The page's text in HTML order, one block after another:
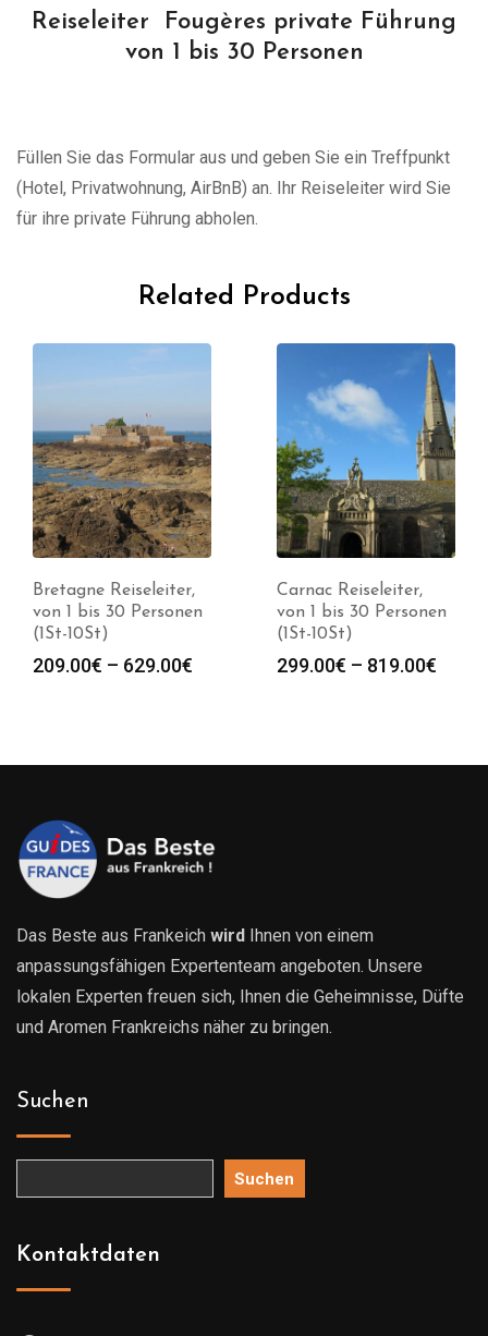
Reiseleiter Fougères private Führung
von 1 bis 30 Personen
Füllen Sie das Formular aus und geben Sie ein Treffpunkt
(Hotel, Privatwohnung, AirBnB) an. Ihr Reiseleiter wird Sie
für ihre private Führung abholen.
Related Products
Bretagne Reiseleiter,
von 1 bis 30 Personen
(1St-10St)
209.00€ – 629.00€ Preisspanne:
Carnac Reiseleiter,
von 1 bis 30 Personen
(1St-10St)
299.00€ – 819.00€
Das Beste aus Frankeich wird
Ihnen von einem
anpassungsfähigen Expertenteam angeboten. Unsere
lokalen Experten freuen sich, Ihnen die Geheimnisse, Düfte
und Aromen Frankreichs näher zu bringen.
Suchen
Suchen
Kontaktdaten